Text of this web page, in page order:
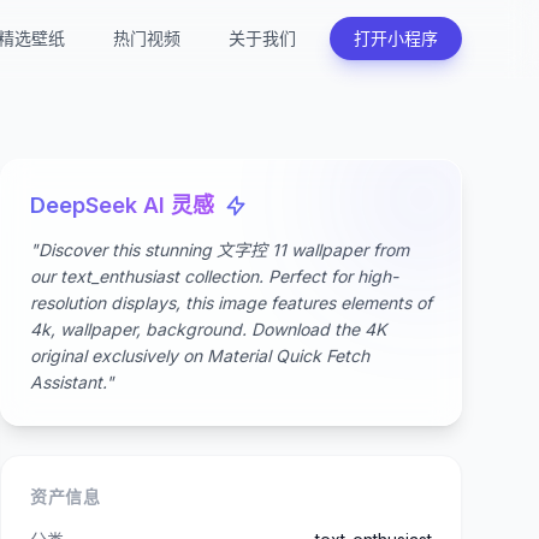
选壁纸 热门视频 关于我们 打开小程序
DeepSeek AI 灵感
"Discover this stunning 文字控 11 wallpaper from
our text_enthusiast collection. Perfect for high-
resolution displays, this image features elements of
4k, wallpaper, background. Download the 4K
original exclusively on Material Quick Fetch
Assistant."
资产信息